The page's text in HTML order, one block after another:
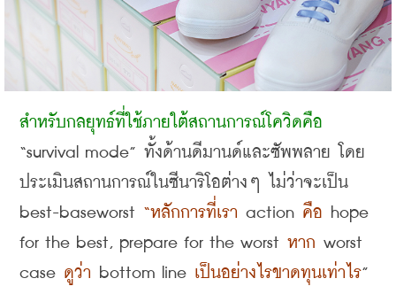
สำหรับกลยุทธ์ที่ใช้ภายใต้สถานการณ์โควิดคือ
“survival mode” ทั้งด้านดีมานด์และซัพพลาย โดย
ประเมินสถานการณ์ในซีนาริโอต่างๆ ไม่ว่าจะเป็น
best-baseworst “หลักการที่เรา action คือ hope
for the best, prepare for the worst หาก worst
case ดูว่า bottom line เป็นอย่างไรขาดทุนเท่าไร”